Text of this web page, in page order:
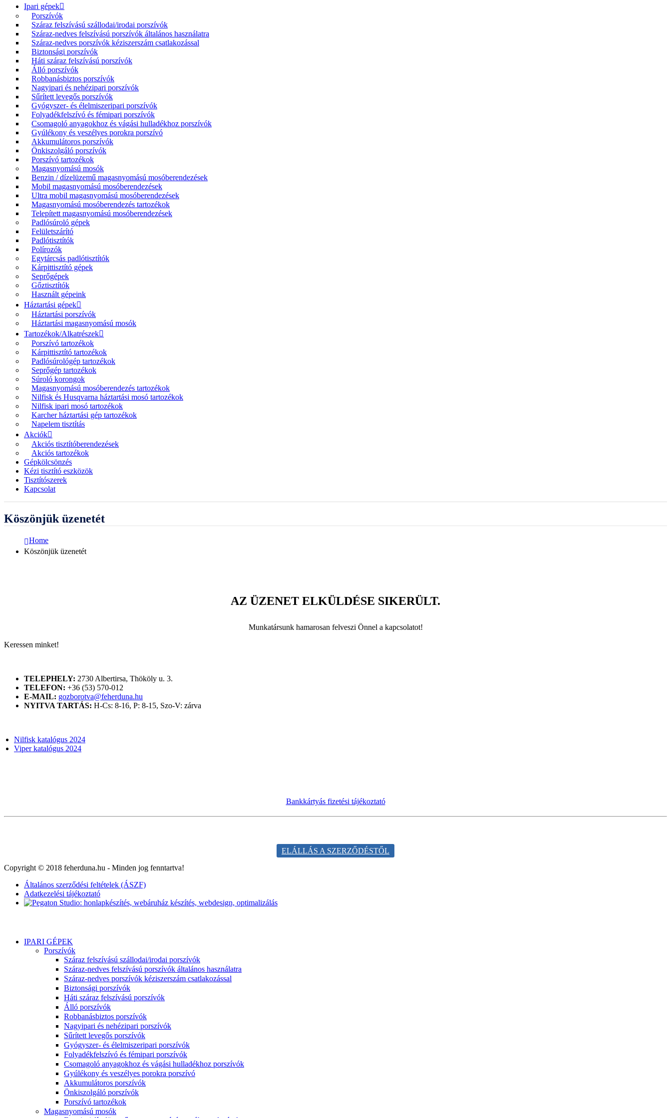
Ipari gépek
Porszívók
Száraz felszívású szállodai/irodai porszívók
Száraz-nedves felszívású porszívók általános használatra
Száraz-nedves porszívók kéziszerszám csatlakozással
Biztonsági porszívók
Háti száraz felszívású porszívók
Álló porszívók
Robbanásbiztos porszívók
Nagyipari és nehézipari porszívók
Sűrített levegős porszívók
Gyógyszer- és élelmiszeripari porszívók
Folyadékfelszívó és fémipari porszívók
Csomagoló anyagokhoz és vágási hulladékhoz porszívók
Gyúlékony és veszélyes porokra porszívó
Akkumulátoros porszívók
Önkiszolgáló porszívók
Porszívó tartozékok
Magasnyomású mosók
Benzin / dízelüzemű magasnyomású mosóberendezések
Mobil magasnyomású mosóberendezések
Ultra mobil magasnyomású mosóberendezések
Magasnyomású mosóberendezés tartozékok
Telepített magasnyomású mosóberendezések
Padlósúroló gépek
Felületszárító
Padlótisztítók
Polírozók
Egytárcsás padlótisztítók
Kárpittisztító gépek
Seprőgépek
Gőztisztítók
Használt gépeink
Háztartási gépek
Háztartási porszívók
Háztartási magasnyomású mosók
Tartozékok/Alkatrészek
Porszívó tartozékok
Kárpittisztító tartozékok
Padlósúrológép tartozékok
Seprőgép tartozékok
Súroló korongok
Magasnyomású mosóberendezés tartozékok
Nilfisk és Husqvarna háztartási mosó tartozékok
Nilfisk ipari mosó tartozékok
Karcher háztartási gép tartozékok
Napelem tisztítás
Akciók
Akciós tisztítóberendezések
Akciós tartozékok
Gépkölcsönzés
Kézi tisztító eszközök
Tisztítószerek
Kapcsolat
Köszönjük üzenetét
Home
Köszönjük üzenetét
AZ ÜZENET ELKÜLDÉSE SIKERÜLT.
Munkatársunk hamarosan felveszi Önnel a kapcsolatot!
Keressen minket!
TELEPHELY: 2730 Albertirsa, Thököly u. 3.
TELEFON: +36 (53) 570-012
E-MAIL: gozborotva@feherduna.hu
NYITVA TARTÁS: H-Cs: 8-16, P: 8-15, Szo-V: zárva
Nilfisk katalógus 2024
Viper katalógus 2024
Bankkártyás fizetési tájékoztató
ELÁLLÁS A SZERZŐDÉSTŐL
Copyright © 2018 feherduna.hu - Minden jog fenntartva!
Általános szerződési feltételek (ÁSZF)
Adatkezelési tájékoztató
IPARI GÉPEK
Porszívók
Száraz felszívású szállodai/irodai porszívók
Száraz-nedves felszívású porszívók általános használatra
Száraz-nedves porszívók kéziszerszám csatlakozással
Biztonsági porszívók
Háti száraz felszívású porszívók
Álló porszívók
Robbanásbiztos porszívók
Nagyipari és nehézipari porszívók
Sűrített levegős porszívók
Gyógyszer- és élelmiszeripari porszívók
Folyadékfelszívó és fémipari porszívók
Csomagoló anyagokhoz és vágási hulladékhoz porszívók
Gyúlékony és veszélyes porokra porszívó
Akkumulátoros porszívók
Önkiszolgáló porszívók
Porszívó tartozékok
Magasnyomású mosók